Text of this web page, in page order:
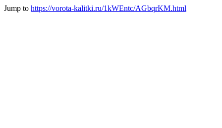
Jump to https://vorota-kalitki.ru/1kWEntc/AGbqrKM.html